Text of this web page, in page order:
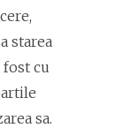
starea
cu
sa.